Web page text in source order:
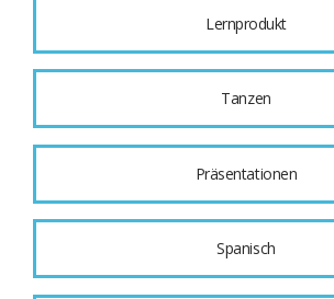
Lernprodukt
Tanzen
Präsentationen
Spanisch